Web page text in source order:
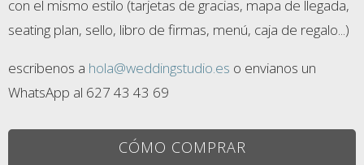
con el mismo estilo (tarjetas de gracias, mapa de llegada,
seating plan, sello, libro de firmas, menú, caja de regalo...)
escribenos a hola@weddingstudio.es o envianos un
WhatsApp al 627 43 43 69
CÓMO COMPRAR